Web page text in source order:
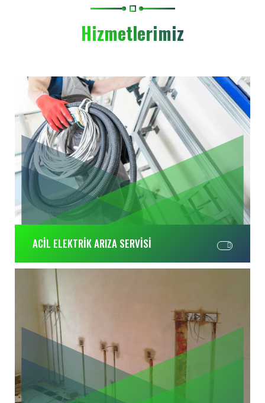
Hizmetlerimiz
ACİL ELEKTRİK ARIZA SERVİSİ